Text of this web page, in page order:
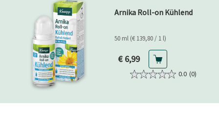
Arnika Roll-on Kühlend
50 ml (€ 139,80 / 1 l)
Aktueller Preis
€ 6,99
0.0 (0)